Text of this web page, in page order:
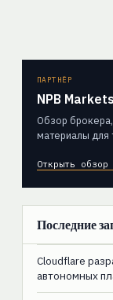
ПАРТНЁР
NPB Markets
Обзор брокера,
материалы для
Открыть обзор
Последние
Cloudflare
автономных